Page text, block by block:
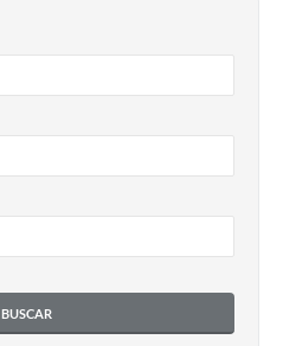
BUSCAR